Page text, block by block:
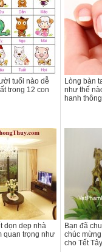
tuổi nào dễ
trong 12 con
Lòng bàn
như thế
hanh
dọn dẹp nhà
quan trọng như
Bạn đã
chúc
cho Tết